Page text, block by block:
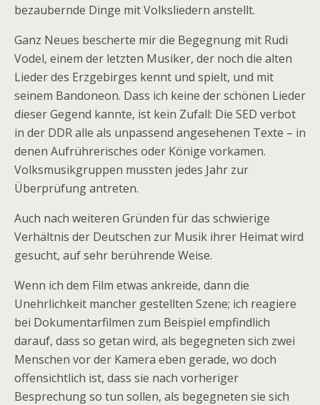
bezaubernde Dinge mit Volksliedern anstellt.
Ganz Neues bescherte mir die Begegnung mit Rudi
Vodel, einem der letzten Musiker, der noch die alten
Lieder des Erzgebirges kennt und spielt, und mit
seinem Bandoneon. Dass ich keine der schönen Lieder
dieser Gegend kannte, ist kein Zufall: Die SED verbot
in der DDR alle als unpassend angesehenen Texte – in
denen Aufrührerisches oder Könige vorkamen.
Volksmusikgruppen mussten jedes Jahr zur
Überprüfung antreten.
Auch nach weiteren Gründen für das schwierige
Verhältnis der Deutschen zur Musik ihrer Heimat wird
gesucht, auf sehr berührende Weise.
Wenn ich dem Film etwas ankreide, dann die
Unehrlichkeit mancher gestellten Szene; ich reagiere
bei Dokumentarfilmen zum Beispiel empfindlich
darauf, dass so getan wird, als begegneten sich zwei
Menschen vor der Kamera eben gerade, wo doch
offensichtlich ist, dass sie nach vorheriger
Besprechung so tun sollen, als begegneten sie sich